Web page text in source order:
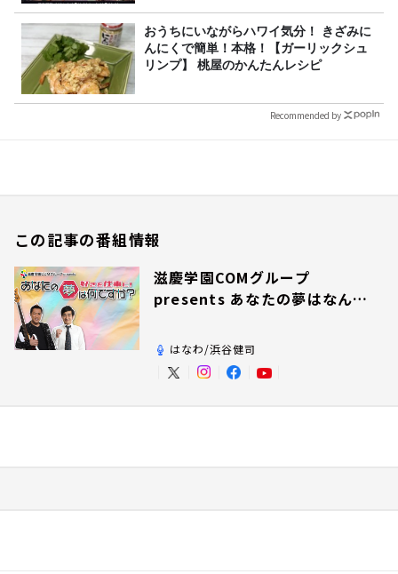
おうちにいながらハワイ気分！ きざみに
んにくで簡単！本格！【ガーリックシュ
リンプ】 桃屋のかんたんレシピ
Recommended by
この記事の番組情報
滋慶学園COMグループ
presents あなたの夢はなんで
はなわ/浜谷健司